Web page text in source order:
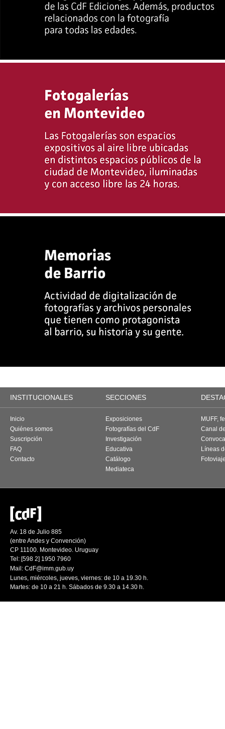
INSTITUCIONALES SECCIONES
Inicio
Quiénes somos
Suscripción
FAQ
Contacto
Exposiciones
Fotografías del CdF
Investigación
Educativa
Catálogo
Mediateca
MUFF,
Canal
Líneas
Av. 18 de Julio 885
(entre Andes y Convención)
CP 11100. Montevideo. Uruguay
Tel: [598 2] 1950 7960
Mail: CdF@imm.gub.uy
Lunes, miércoles, jueves, viernes: de 10 a 19.30 h.
Martes: de 10 a 21 h. Sábados de 9.30 a 14.30 h.